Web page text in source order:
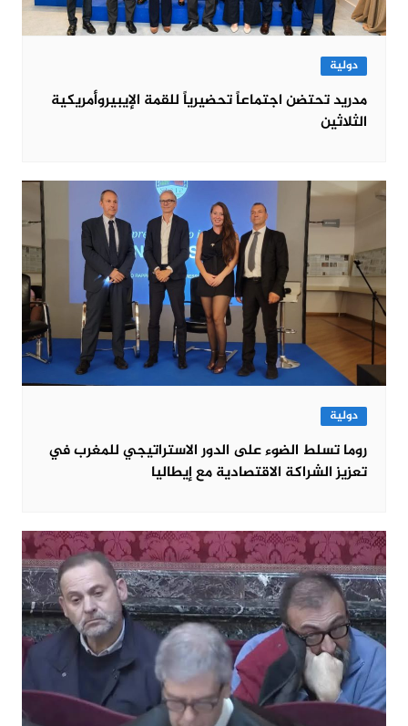
دولية
مدريد تحتضن اجتماعاً تحضيرياً للقمة الإيبيروأمريكية
الثلاثين
دولية
روما تسلط الضوء على الدور الاستراتيجي للمغرب في
تعزيز الشراكة الاقتصادية مع إيطاليا